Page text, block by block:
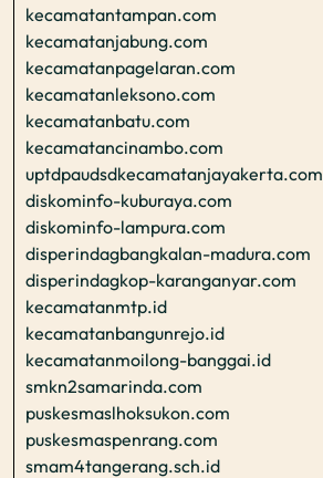
kecamatantampan.com
kecamatanjabung.com
kecamatanpagelaran.com
kecamatanleksono.com
kecamatanbatu.com
kecamatancinambo.com
uptdpaudsdkecamatanjayakerta.com
diskominfo-kuburaya.com
diskominfo-lampura.com
disperindagbangkalan-madura.com
disperindagkop-karanganyar.com
kecamatanmtp.id
kecamatanbangunrejo.id
kecamatanmoilong-banggai.id
smkn2samarinda.com
puskesmaslhoksukon.com
puskesmaspenrang.com
smam4tangerang.sch.id